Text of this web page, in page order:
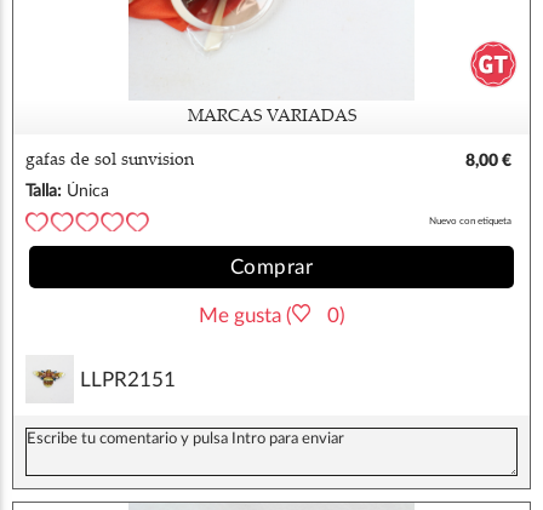
MARCAS VARIADAS
gafas de sol sunvision
8,00 €
Talla: Única
Nuevo con etiqueta
Comprar
Me gusta ( 0)
LLPR2151